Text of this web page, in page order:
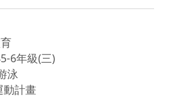
6年級(三)
泳
動計畫